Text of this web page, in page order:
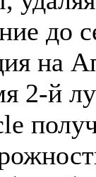
до
на
2-й